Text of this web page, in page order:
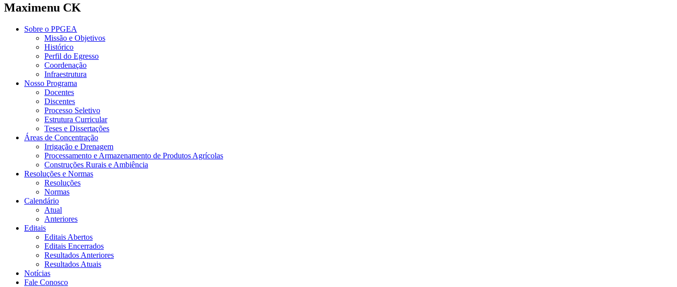
Maximenu CK
Sobre o PPGEA
Missão e Objetivos
Histórico
Perfil do Egresso
Coordenação
Infraestrutura
Nosso Programa
Docentes
Discentes
Processo Seletivo
Estrutura Curricular
Teses e Dissertações
Áreas de Concentração
Irrigação e Drenagem
Processamento e Armazenamento de Produtos Agrícolas
Construções Rurais e Ambiência
Resoluções e Normas
Resoluções
Normas
Calendário
Atual
Anteriores
Editais
Editais Abertos
Editais Encerrados
Resultados Anteriores
Resultados Atuais
Notícias
Fale Conosco